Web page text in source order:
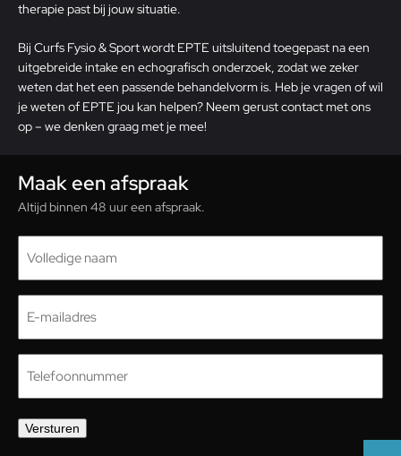
therapie past bij jouw situatie.
Bij Curfs Fysio & Sport wordt EPTE uitsluitend toegepast na een
uitgebreide intake en echografisch onderzoek, zodat we zeker
weten dat het een passende behandelvorm is. Heb je vragen of wil
je weten of EPTE jou kan helpen? Neem gerust contact met ons
op– we denken graag met je mee!
Maak een afspraak
Altijd binnen 48 uur een afspraak.
mailadres
Versturen